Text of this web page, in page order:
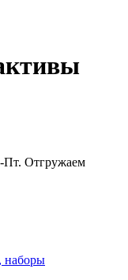
Пт. Отгружаем
наборы